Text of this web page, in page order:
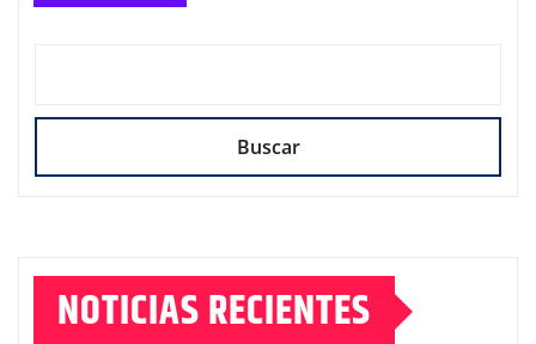
Buscar
NOTICIAS RECIENTES